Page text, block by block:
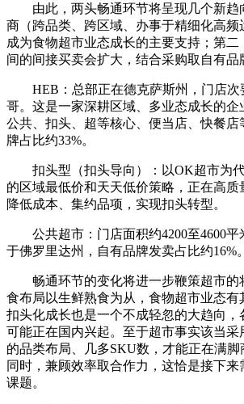
由此，两头畅通环节将呈现几个新趋
商（跨品类、跨区域、办事于精细化高频
成为食物超市业态成长的主要支持；第二
间的间接买卖会扩大，结合采购取自有品
HEB：总部正在德克萨斯州，门店次
哥。这是一家深耕区域、多业态成长的企
公共、扣头、超等核心、便当店、快餐店
牌占比约33%。
扣头型（扣头导向）：以OK超市为
的区域最低价和天天低价策略，正在高
降低成本、集约品项，实现扣头转型。
公共超市：门店面积约4200至4600平
于佛罗里达州，自有品牌发卖占比约16%。
畅通环节的变化将进一步鞭策超市的
食布局以生鲜熟食为从，食物超市业态有
扣头化成长也是一个不成轻忽的大趋向，
可能正在国内兴起。至于超市事实该当采
的品类布局、几多SKU数，才能正在满
同时，兼顾效率取合作力，这恰是接下来
课题。